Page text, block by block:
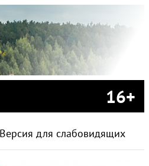
16+
Версия для слабовидящих